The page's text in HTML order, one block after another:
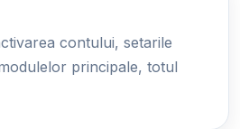
contului, setarile
principale, totul